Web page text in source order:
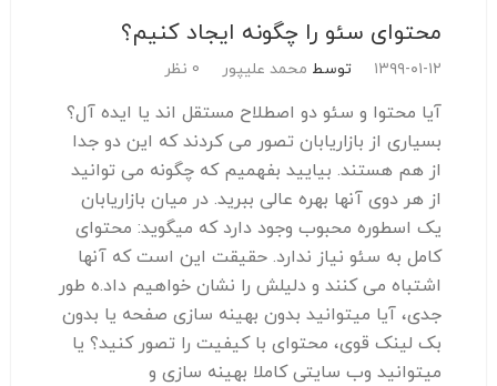
محتوای سئو را چگونه ایجاد کنیم؟
۱۳۹۹-۰۱-۱۲ توسط محمد علیپور 0 نظر
آیا محتوا و سئو دو اصطلاح مستقل اند یا ایده آل؟
بسیاری از بازاریابان تصور می کردند که این دو جدا
از هم هستند. بیایید بفهمیم که چگونه می توانید
از هر دوی آنها بهره عالی ببرید. در میان بازاریابان
یک اسطوره محبوب وجود دارد که میگوید: محتوای
کامل به سئو نیاز ندارد. حقیقت این است که آنها
اشتباه می کنند و دلیلش را نشان خواهیم داد.ه طور
جدی، آیا میتوانید بدون بهینه سازی صفحه یا بدون
بک لینک قوی، محتوای با کیفیت را تصور کنید؟ یا
میتوانید وب سایتی کاملا بهینه سازی و